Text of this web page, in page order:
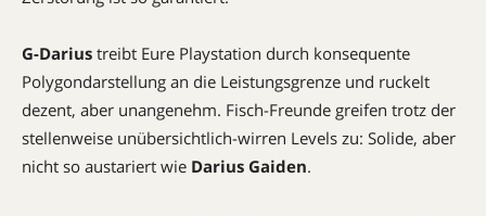
G-Darius treibt Eure Playstation durch konsequente
Polygondarstellung an die Leistungsgrenze und ruckelt
dezent, aber unangenehm. Fisch-Freunde greifen trotz der
stellenweise unübersichtlich-wirren Levels zu: Solide, aber
nicht so austariert wie Darius Gaiden.